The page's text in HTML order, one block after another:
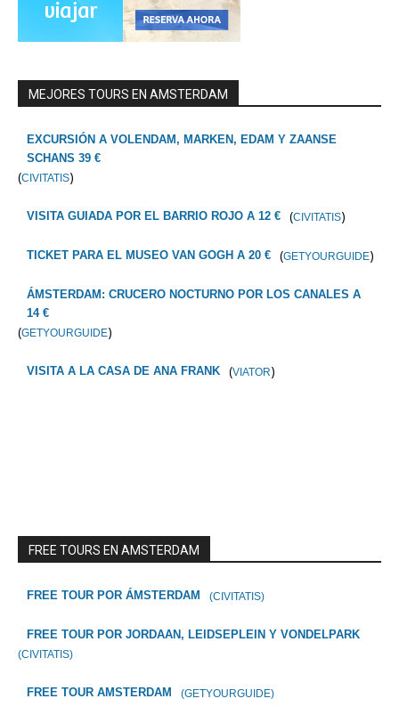
MEJORES TOURS EN AMSTERDAM
EXCURSIÓN A VOLENDAM, MARKEN, EDAM Y ZAANSE
SCHANS 39 €
(CIVITATIS)
VISITA GUIADA POR EL BARRIO ROJO A 12 € (CIVITATIS)
TICKET PARA EL MUSEO VAN GOGH A 20 € (GETYOURGUIDE)
ÁMSTERDAM: CRUCERO NOCTURNO POR LOS CANALES A
14 €
(GETYOURGUIDE)
VISITA A LA CASA DE ANA FRANK (VIATOR)
FREE TOURS EN AMSTERDAM
FREE TOUR POR ÁMSTERDAM (CIVITATIS)
FREE TOUR POR JORDAAN, LEIDSEPLEIN Y VONDELPARK
(CIVITATIS)
FREE TOUR AMSTERDAM (GETYOURGUIDE)